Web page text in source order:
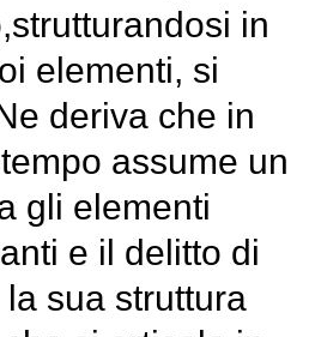
in
elementi, si
deriva che in
assume un
gli elementi
e il delitto di
sua struttura